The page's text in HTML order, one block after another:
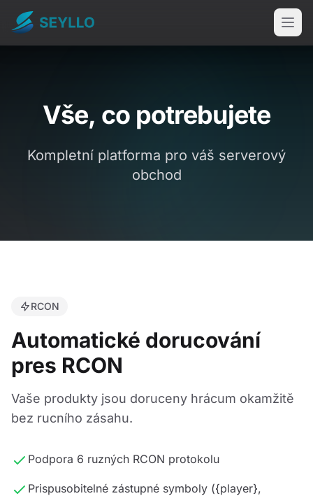
Vše, co potrebujete
Kompletní platforma pro váš serverový
obchod
RCON
Automatické dorucování
pres RCON
Vaše produkty jsou doruceny hrácum okamžitě
bez rucního zásahu.
Podpora 6 ruzných RCON protokolu
Prispusobitelné zástupné symboly ({player},